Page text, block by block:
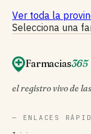
Ver toda la
Selecciona una
Farmacias365
el registro vivo de
— ENLACES